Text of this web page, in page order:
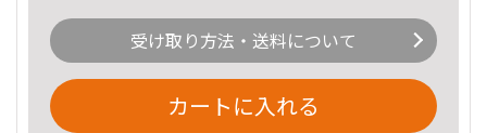
受け取り方法・送料について
カートに入れる